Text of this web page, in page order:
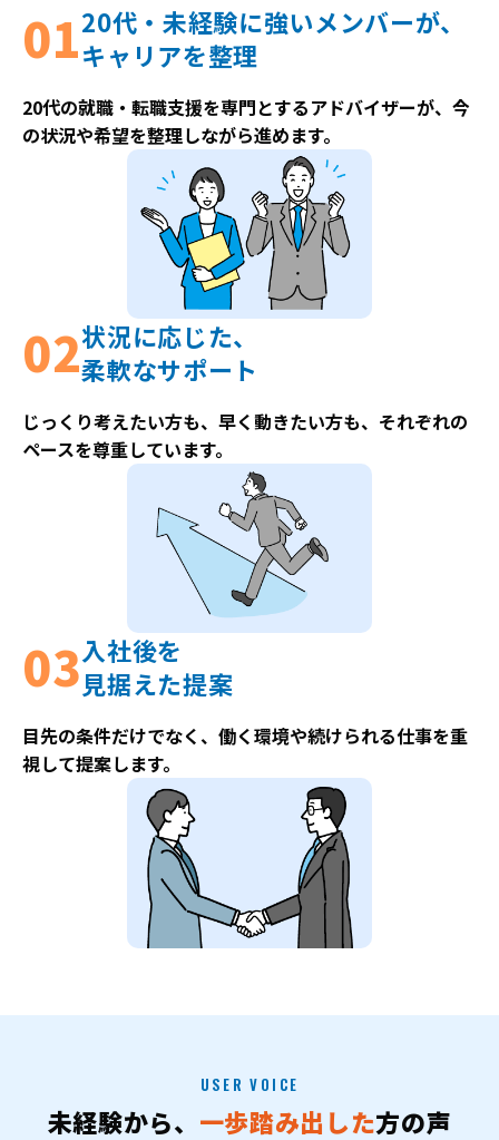
20代・未経験に強いメンバーが、
キャリアを整理
20代の就職・転職支援を専門とするアドバイザーが、今
の状況や希望を整理しながら進めます。
状況に応じた、
柔軟なサポート
じっくり考えたい方も、早く動きたい方も、それぞれの
ペースを尊重しています。
入社後を
見据えた提案
目先の条件だけでなく、働く環境や続けられる仕事を重
視して提案します。
USER VOICE
未経験から、 一歩踏み出した方の声